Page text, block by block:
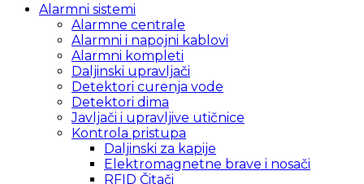
Alarmni sistemi
Alarmne centrale
Alarmni i napojni kablovi
Alarmni kompleti
Daljinski upravljači
Detektori curenja vode
Detektori dima
Javljači i upravljive utičnice
Kontrola pristupa
Daljinski za kapije
Elektromagnetne brave i nosači
RFID Čitači